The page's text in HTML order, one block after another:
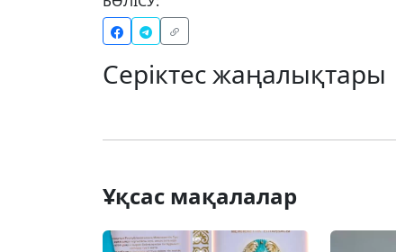
Серіктес жаңалықтары
Ұқсас мақалалар